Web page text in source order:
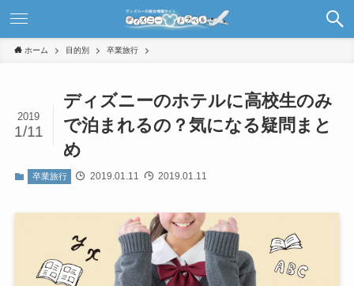
ホーム 目的別 卒業旅行
ディズニーのホテルに高校生のみ
で泊まれるの？気になる疑問まと
め
2019
1/11
卒業旅行 2019.01.11 2019.01.11